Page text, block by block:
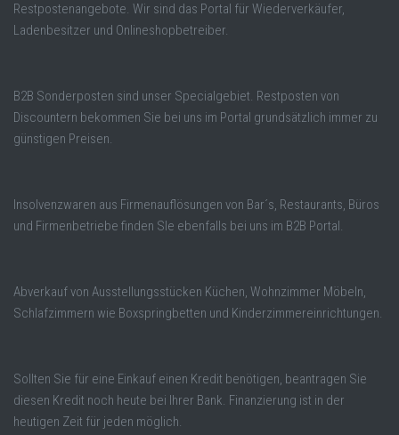
Restpostenangebote. Wir sind das Portal für Wiederverkäufer,
Ladenbesitzer und Onlineshopbetreiber.
B2B Sonderposten sind unser Specialgebiet. Restposten von
Discountern bekommen Sie bei uns im Portal grundsätzlich immer zu
günstigen Preisen.
Insolvenzwaren aus Firmenauflösungen von Bar´s, Restaurants, Büros
und Firmenbetriebe finden SIe ebenfalls bei uns im B2B Portal.
Abverkauf von Ausstellungsstücken Küchen, Wohnzimmer Möbeln,
Schlafzimmern wie Boxspringbetten und Kinderzimmereinrichtungen.
Sollten Sie für eine Einkauf einen Kredit benötigen, beantragen Sie
diesen Kredit noch heute bei Ihrer Bank. Finanzierung ist in der
heutigen Zeit für jeden möglich.